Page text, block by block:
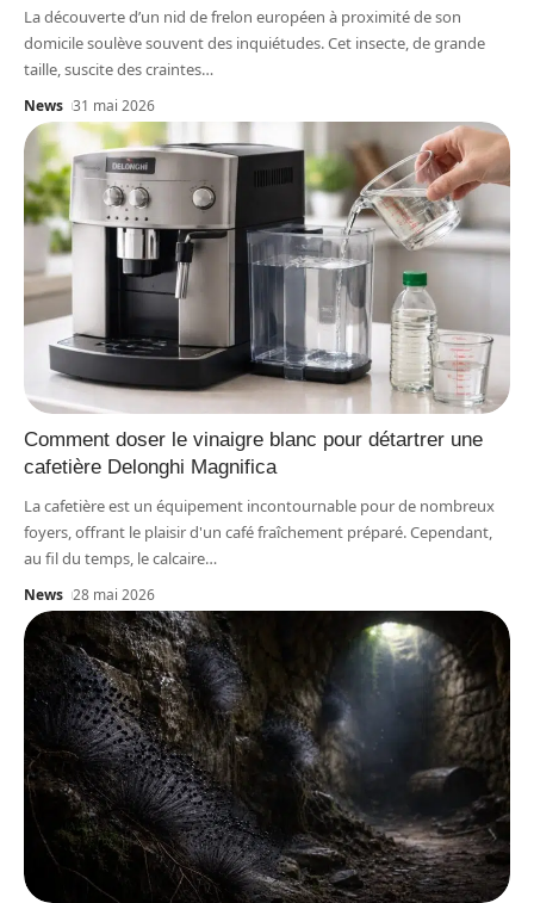
La découverte d’un nid de frelon européen à proximité de son
domicile soulève souvent des inquiétudes. Cet insecte, de grande
taille, suscite des craintes…
News 31 mai 2026
Comment doser le vinaigre blanc pour détartrer une
cafetière Delonghi Magnifica
La cafetière est un équipement incontournable pour de nombreux
foyers, offrant le plaisir d'un café fraîchement préparé. Cependant,
au fil du temps, le calcaire…
News 28 mai 2026